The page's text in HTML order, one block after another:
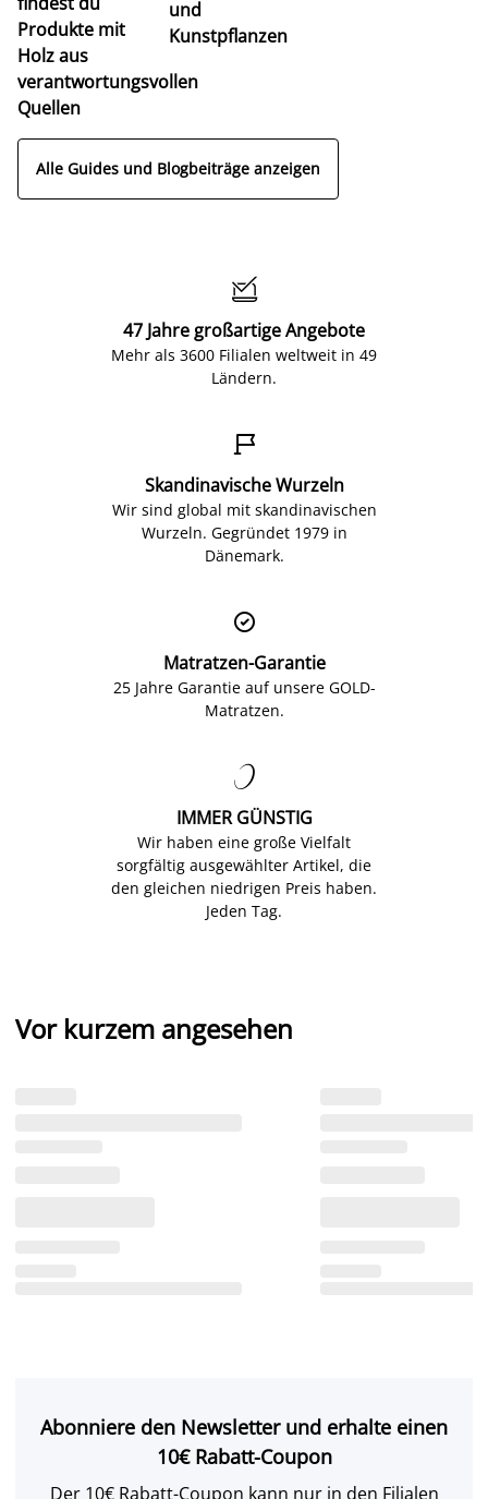
Produkte mit
Holz aus
verantwortungsvollen
Quellen
und
Kunstpflanzen
Alle Guides und Blogbeiträge anzeigen

47 Jahre großartige Angebote
Mehr als 3600 Filialen weltweit in 49
Ländern.

Skandinavische Wurzeln
Wir sind global mit skandinavischen
Wurzeln. Gegründet 1979 in
Dänemark.

Matratzen-Garantie
25 Jahre Garantie auf unsere GOLD-
Matratzen.

IMMER GÜNSTIG
Wir haben eine große Vielfalt
sorgfältig ausgewählter Artikel, die
den gleichen niedrigen Preis haben.
Jeden Tag.
Vor kurzem angesehen
Abonniere den Newsletter und erhalte einen
10€ Rabatt-Coupon
Der 10€ Rabatt-Coupon kann nur in den Filialen